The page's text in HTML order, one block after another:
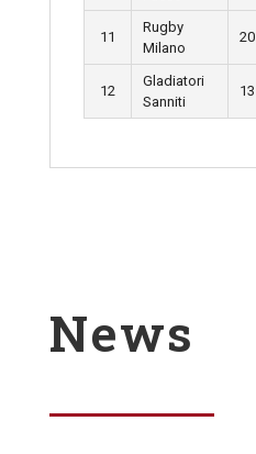
11
Rugby
Milano
20
12
Gladiatori
Sanniti
13
News